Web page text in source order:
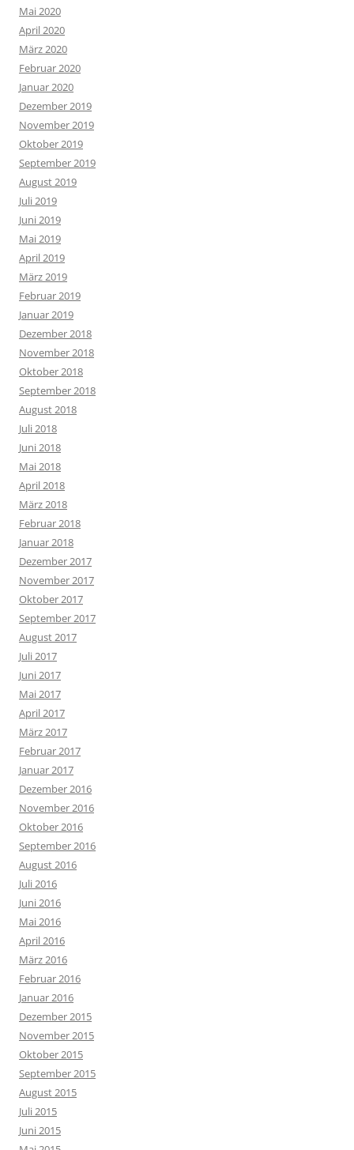
Mai 2020
April 2020
März 2020
Februar 2020
Januar 2020
Dezember 2019
November 2019
Oktober 2019
September 2019
August 2019
Juli 2019
Juni 2019
Mai 2019
April 2019
März 2019
Februar 2019
Januar 2019
Dezember 2018
November 2018
Oktober 2018
September 2018
August 2018
Juli 2018
Juni 2018
Mai 2018
April 2018
März 2018
Februar 2018
Januar 2018
Dezember 2017
November 2017
Oktober 2017
September 2017
August 2017
Juli 2017
Juni 2017
Mai 2017
April 2017
März 2017
Februar 2017
Januar 2017
Dezember 2016
November 2016
Oktober 2016
September 2016
August 2016
Juli 2016
Juni 2016
Mai 2016
April 2016
März 2016
Februar 2016
Januar 2016
Dezember 2015
November 2015
Oktober 2015
September 2015
August 2015
Juli 2015
Juni 2015